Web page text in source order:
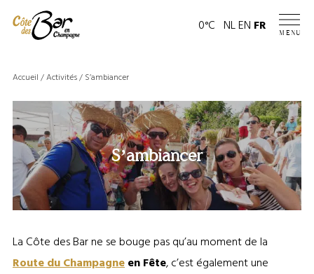
0°C Page
NLEN FR MENU
Accueil /Activités/ S’ambiancer
S’ambiancer
La Côte des Bar ne se bouge pas qu’au moment de la
Route du Champagneen Fête, c’est également une
Panneau de gestion des cookies